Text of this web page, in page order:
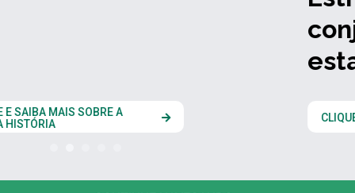
conjunta entre os quatro
CLIQUE AQUI